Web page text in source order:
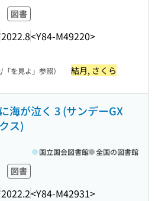
図書
2022.8<Y84-M49220>
を見よ」参照） 結月, さくら
海が泣く 3 (サンデーGX
ス)
図書
2022.2<Y84-M42931>
国立国会図書館 全国の図書館